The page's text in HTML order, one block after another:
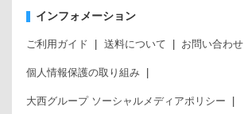
インフォメーション
ご利用ガイド 送料について お問い合わせ
個人情報保護の取り組み
大西グループ ソーシャルメディアポリシー